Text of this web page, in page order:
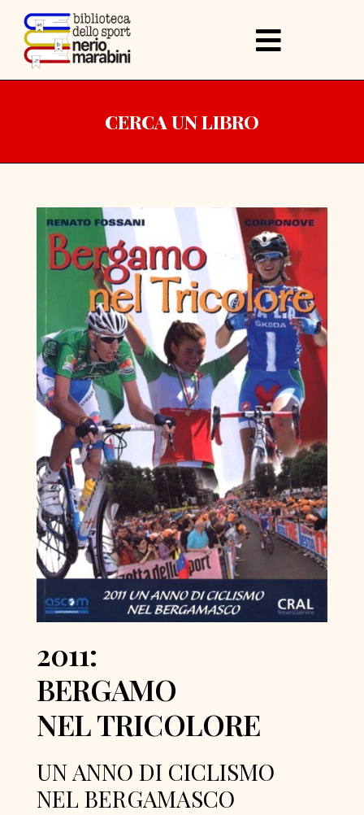
CERCA UN LIBRO
2011:
BERGAMO
NEL TRICOLORE
UN ANNO DI CICLISMO
NEL BERGAMASCO